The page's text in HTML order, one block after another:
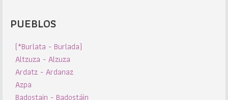
PUEBLOS
(*Burlata - Burlada)
Altzuza - Alzuza
Ardatz - Ardanaz
Azpa
Badostain - Badostáin